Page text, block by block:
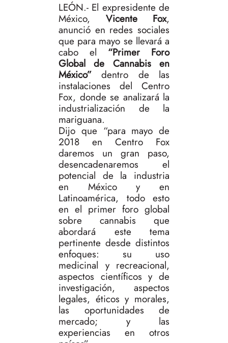
LEÓN.- El expresidente de
México, Vicente Fox,
anunció en redes sociales
que para mayo se llevará a
cabo el “Primer Foro
Global de Cannabis en
México” dentro de las
instalaciones del Centro
Fox, donde se analizará la
industrialización de la
mariguana.
Dijo que “para mayo de
2018 en Centro Fox
daremos un gran paso,
desencadenaremos el
potencial de la industria
en México y en
Latinoamérica, todo esto
en el primer foro global
sobre cannabis que
abordará este tema
pertinente desde distintos
enfoques: su uso
medicinal y recreacional,
aspectos científicos y de
investigación, aspectos
legales, éticos y morales,
las oportunidades de
mercado; y las
experiencias en otros